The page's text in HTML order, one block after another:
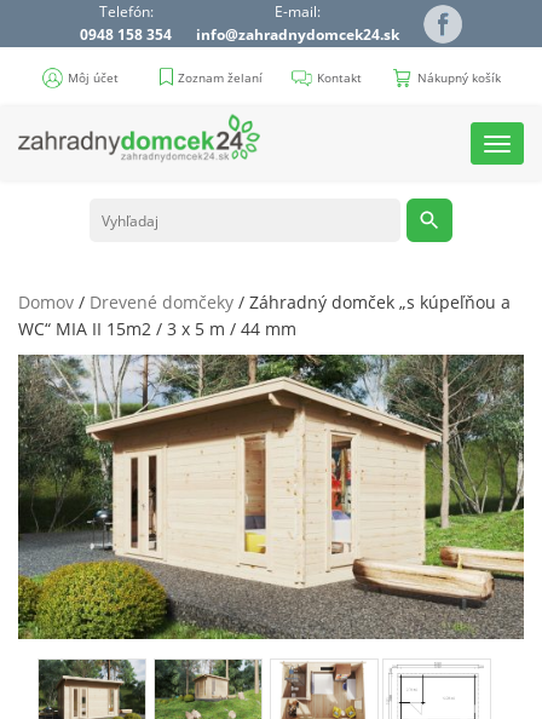
Telefón:
0948 158 354
E-mail:
info@zahradnydomcek24.sk
Môj účet Zoznam želaní Kontakt Nákupný košík
Toggle
Domov / Drevené domčeky / Záhradný domček „s kúpeľňou a
WC“ MIA II 15m2 / 3 x 5 m / 44 mm